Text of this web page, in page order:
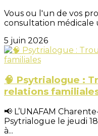
Vous ou l'un de vos
consultation médicale
5 juin 2026
🧠 Psytrialogue :
relations
📢 L’UNAFAM
Psytrialogue le jeudi
à...